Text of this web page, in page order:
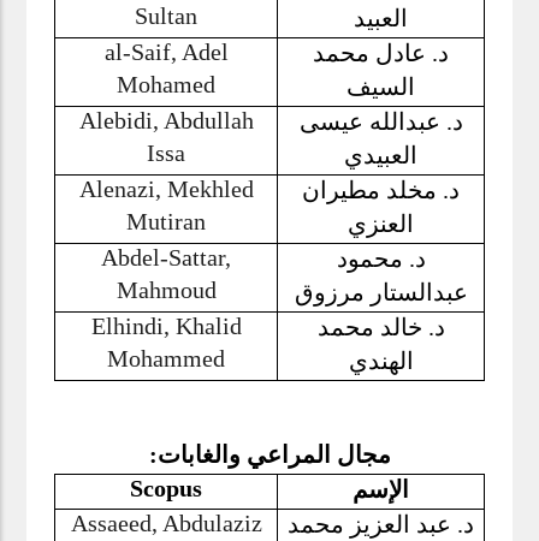
العبيد
Sultan
د. عادل محمد
السيف
al-Saif, Adel
Mohamed
د. عبدالله عيسى
العبيدي
Alebidi, Abdullah
Issa
د. مخلد مطيران
العنزي
Alenazi, Mekhled
Mutiran
د. محمود
عبدالستار مرزوق
Abdel-Sattar,
Mahmoud
د. خالد محمد
الهندي
Elhindi, Khalid
Mohammed
مجال المراعي والغابات:
الإسم
Scopus
د. عبد العزيز محمد
Assaeed, Abdulaziz